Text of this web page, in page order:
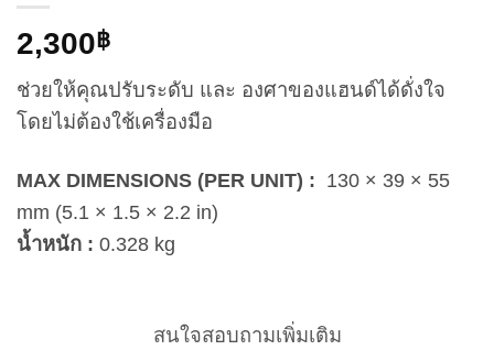
2,300฿
ช่วยให้คุณปรับระดับ และ องศาของแฮนด์ได้ดั่งใจ
โดยไม่ต้องใช้เครื่องมือ
MAX DIMENSIONS (PER UNIT) : 130 × 39 × 55
mm (5.1 × 1.5 × 2.2 in)
น้ำหนัก : 0.328 kg
สนใจสอบถามเพิ่มเติม